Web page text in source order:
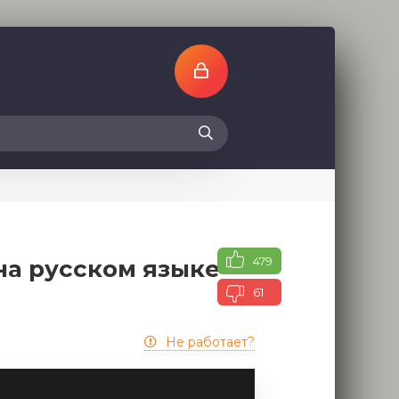
русском языке 479
61
Не работает?